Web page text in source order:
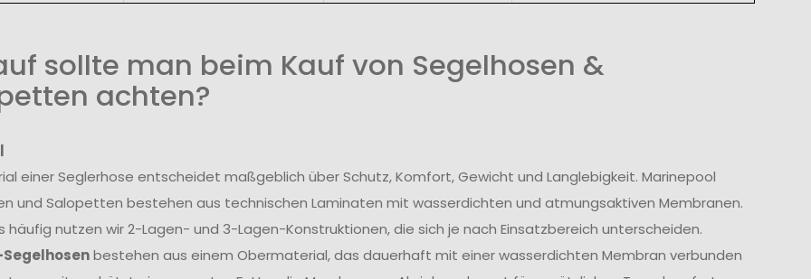
sollte man beim Kauf von Segelhosen &
achten?
einer Seglerhose entscheidet maßgeblich über Schutz, Komfort, Gewicht und Langlebigkeit. Marinepool
und Salopetten bestehen aus technischen Laminaten mit wasserdichten und atmungsaktiven Membranen.
häufig nutzen wir 2-Lagen- und 3-Lagen-Konstruktionen, die sich je nach Einsatzbereich unterscheiden.
bestehen aus einem Obermaterial, das dauerhaft mit einer wasserdichten Membran verbunden